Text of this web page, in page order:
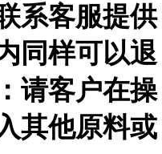
系客服提供
同样可以退
请客户在操
其他原料或